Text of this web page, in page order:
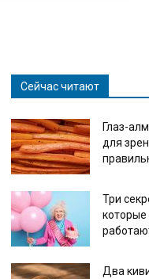
Сейчас читают
Глаз-
для
Три
которые
Два